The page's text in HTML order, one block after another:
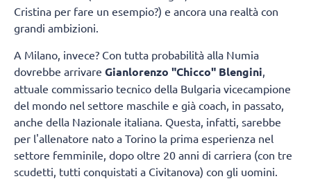
Cristina per fare un esempio?) e ancora una realtà con
grandi ambizioni.
A Milano, invece? Con tutta probabilità alla Numia
dovrebbe arrivare Gianlorenzo "Chicco" Blengini
attuale commissario tecnico della Bulgaria vicecampione
del mondo nel settore maschile e già coach, in passato,
anche della Nazionale italiana. Questa, infatti, sarebbe
per l'allenatore nato a Torino la prima esperienza nel
settore femminile, dopo oltre 20 anni di carriera (con tre
scudetti, tutti conquistati a Civitanova) con gli uomini.